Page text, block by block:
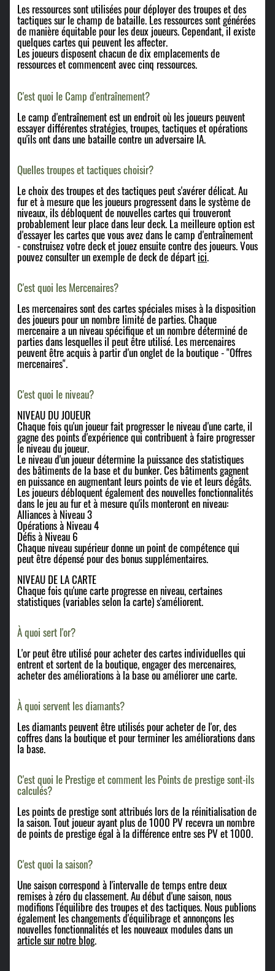
Les ressources sont utilisées pour déployer des troupes et des
tactiques sur le champ de bataille. Les ressources sont générées
de manière équitable pour les deux joueurs. Cependant, il existe
quelques cartes qui peuvent les affecter.
Les joueurs disposent chacun de dix emplacements de
ressources et commencent avec cinq ressources.
C'est quoi le Camp d'entraînement?
Le camp d'entraînement est un endroit où les joueurs peuvent
essayer différentes stratégies, troupes, tactiques et opérations
qu'ils ont dans une bataille contre un adversaire IA.
Quelles troupes et tactiques choisir?
Le choix des troupes et des tactiques peut s'avérer délicat. Au
fur et à mesure que les joueurs progressent dans le système de
niveaux, ils débloquent de nouvelles cartes qui trouveront
probablement leur place dans leur deck. La meilleure option est
d'essayer les cartes que vous avez dans le camp d'entraînement
- construisez votre deck et jouez ensuite contre des joueurs. Vous
pouvez consulter un exemple de deck de départ ici.
C'est quoi les Mercenaires?
Les mercenaires sont des cartes spéciales mises à la disposition
des joueurs pour un nombre limité de parties. Chaque
mercenaire a un niveau spécifique et un nombre déterminé de
parties dans lesquelles il peut être utilisé. Les mercenaires
peuvent être acquis à partir d'un onglet de la boutique - "Offres
mercenaires".
C'est quoi le niveau?
NIVEAU DU JOUEUR
Chaque fois qu'un joueur fait progresser le niveau d'une carte, il
gagne des points d'expérience qui contribuent à faire progresser
le niveau du joueur.
Le niveau d'un joueur détermine la puissance des statistiques
des bâtiments de la base et du bunker. Ces bâtiments gagnent
en puissance en augmentant leurs points de vie et leurs dégâts.
Les joueurs débloquent également des nouvelles fonctionnalités
dans le jeu au fur et à mesure qu'ils monteront en niveau:
Alliances à Niveau 3
Opérations à Niveau 4
Défis à Niveau 6
Chaque niveau supérieur donne un point de compétence qui
peut être dépensé pour des bonus supplémentaires.
NIVEAU DE LA CARTE
Chaque fois qu'une carte progresse en niveau, certaines
statistiques (variables selon la carte) s'améliorent.
À quoi sert l'or?
L'or peut être utilisé pour acheter des cartes individuelles qui
entrent et sortent de la boutique, engager des mercenaires,
acheter des améliorations à la base ou améliorer une carte.
​À quoi servent les diamants?
Les diamants peuvent être utilisés pour acheter de l'or, des
coffres dans la boutique et pour terminer les améliorations dans
la base.
C'est quoi le Prestige et comment les Points de prestige sont-ils
calculés?
Les points de prestige sont attribués lors de la réinitialisation de
la saison. Tout joueur ayant plus de 1000 PV recevra un nombre
de points de prestige égal à la différence entre ses PV et 1000.
C'est quoi la saison?
Une saison correspond à l'intervalle de temps entre deux
remises à zéro du classement. Au début d'une saison, nous
modifions l'équilibre des troupes et des tactiques. Nous publions
également les changements d'équilibrage et annonçons les
nouvelles fonctionnalités et les nouveaux modules dans un
article sur notre blog.